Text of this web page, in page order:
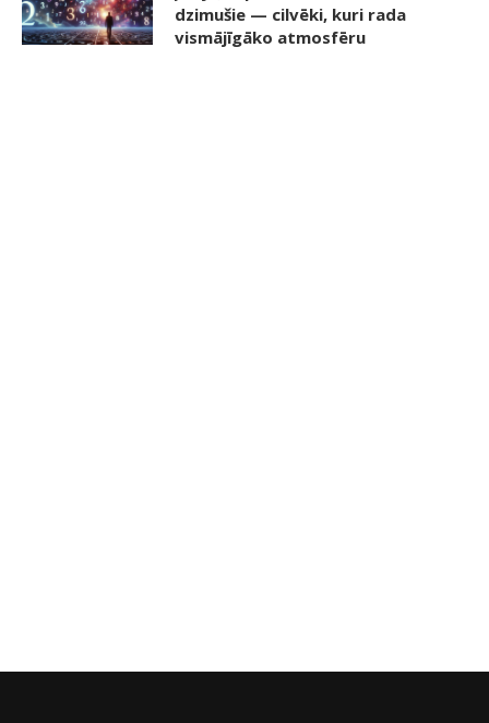
dzimušie — cilvēki, kuri rada
vismājīgāko atmosfēru